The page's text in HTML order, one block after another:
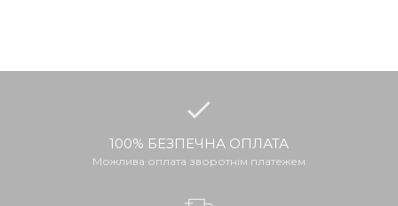
100% БЕЗПЕЧНА ОПЛАТА
Можлива оплата зворотнім платежем